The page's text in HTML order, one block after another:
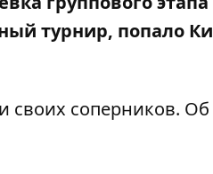
турнир, попало
своих соперников.